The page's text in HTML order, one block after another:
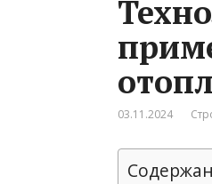
03.11.2024